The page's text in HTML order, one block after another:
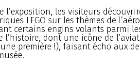
l’exposition, les visiteurs
LEGO sur les thèmes de
certains engins volants parmi
l’histoire, dont une icône de
première !), faisant écho aux